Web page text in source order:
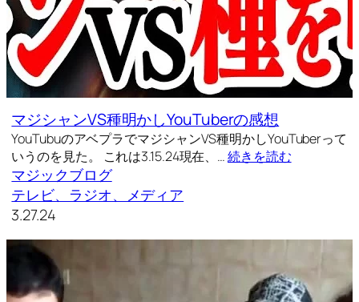
マジシャンVS種明かしYouTuberの感想
YouTubuのアベプラでマジシャンVS種明かしYouTuberって
いうのを見た。 これは3.15.24現在、…続きを読む
マジックブログ
テレビ、ラジオ、メディア
3.27.24